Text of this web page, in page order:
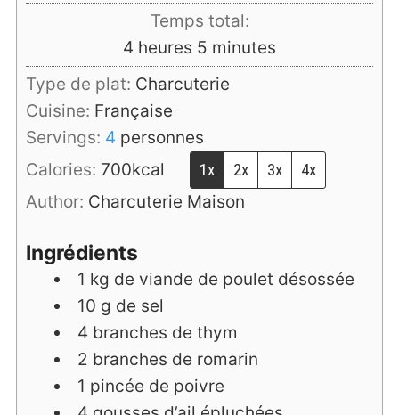
Temps total:
4 heures
heures 5 minutes
minutes
Type de plat: Charcuterie
Cuisine: Française
Servings: 4 personnes
Calories: 700kcal 1x 2x 3x
4x
Author: Charcuterie Maison
Ingrédients
1 kg de viande de poulet désossée
10 g de sel
4 branches de thym
2 branches de romarin
1 pincée de poivre